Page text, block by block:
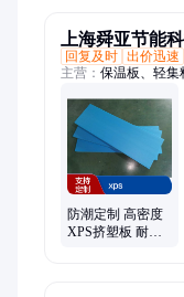
上海舜亚节能
回复及时 出价迅速
主营： 保温板、轻集
料、轻质建材、轻
型材料、工业包装
能材料、泡沫玻璃板
防潮定制 高密度
XPS挤塑板 耐用